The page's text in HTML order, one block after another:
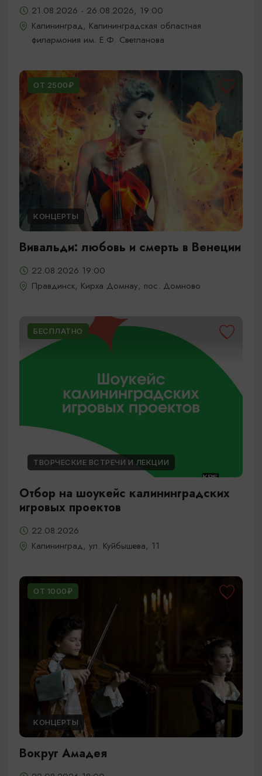
21.08.2026 - 26.08.2026, 19:00
Калининград, Калининградская областная
филармония им. Е.Ф. Светланова
ОТ 2500₽
КОНЦЕРТЫ
Вивальди: любовь и смерть в Венеции
22.08.2026 19:00
Правдинск, Кирха Домнау, пос. Домново
БЕСПЛАТНО
ТВОРЧЕСКИЕ ВСТРЕЧИ И ЛЕКЦИИ
Отбор на шоукейс калининградских
игровых проектов
22.08.2026
Калининград, ул. Куйбышева, 11
ОТ 1000₽
КОНЦЕРТЫ
Вокруг Амадея